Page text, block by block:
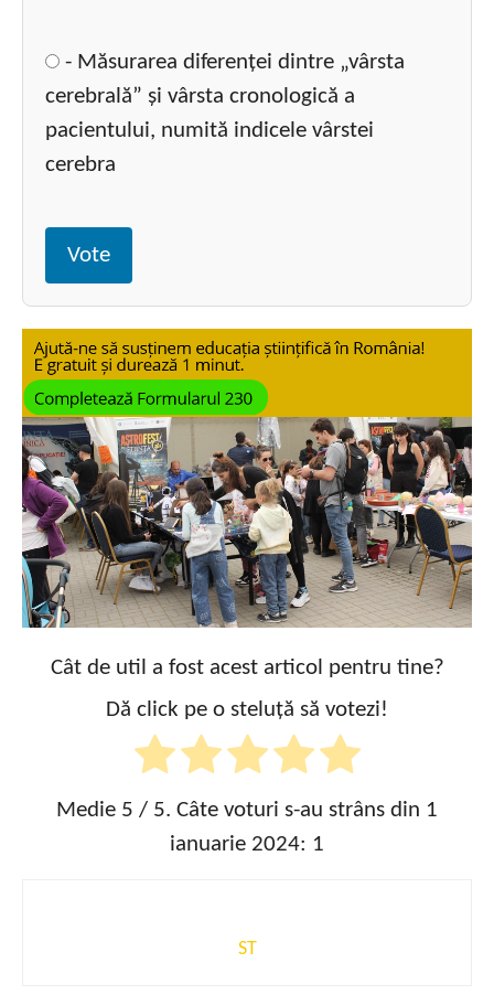
- Măsurarea diferenței dintre „vârsta
cerebrală” și vârsta cronologică a
pacientului, numită indicele vârstei
cerebra
Vote
Cât de util a fost acest articol pentru tine?
Dă click pe o steluță să votezi!
Medie 5 / 5. Câte voturi s-au strâns din 1
ianuarie 2024: 1
ST